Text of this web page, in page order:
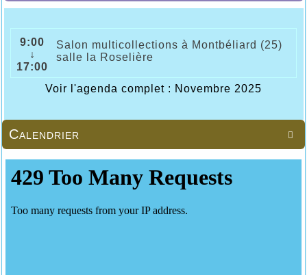

Calendrier
9:00
↓
17:00
Salon multicollections à Montbéliard (25)
salle la Roselière
Voir l'agenda complet : Novembre 2025